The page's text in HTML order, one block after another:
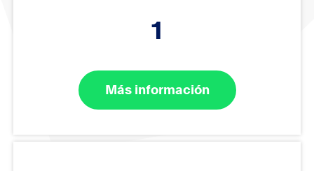
1
Más información